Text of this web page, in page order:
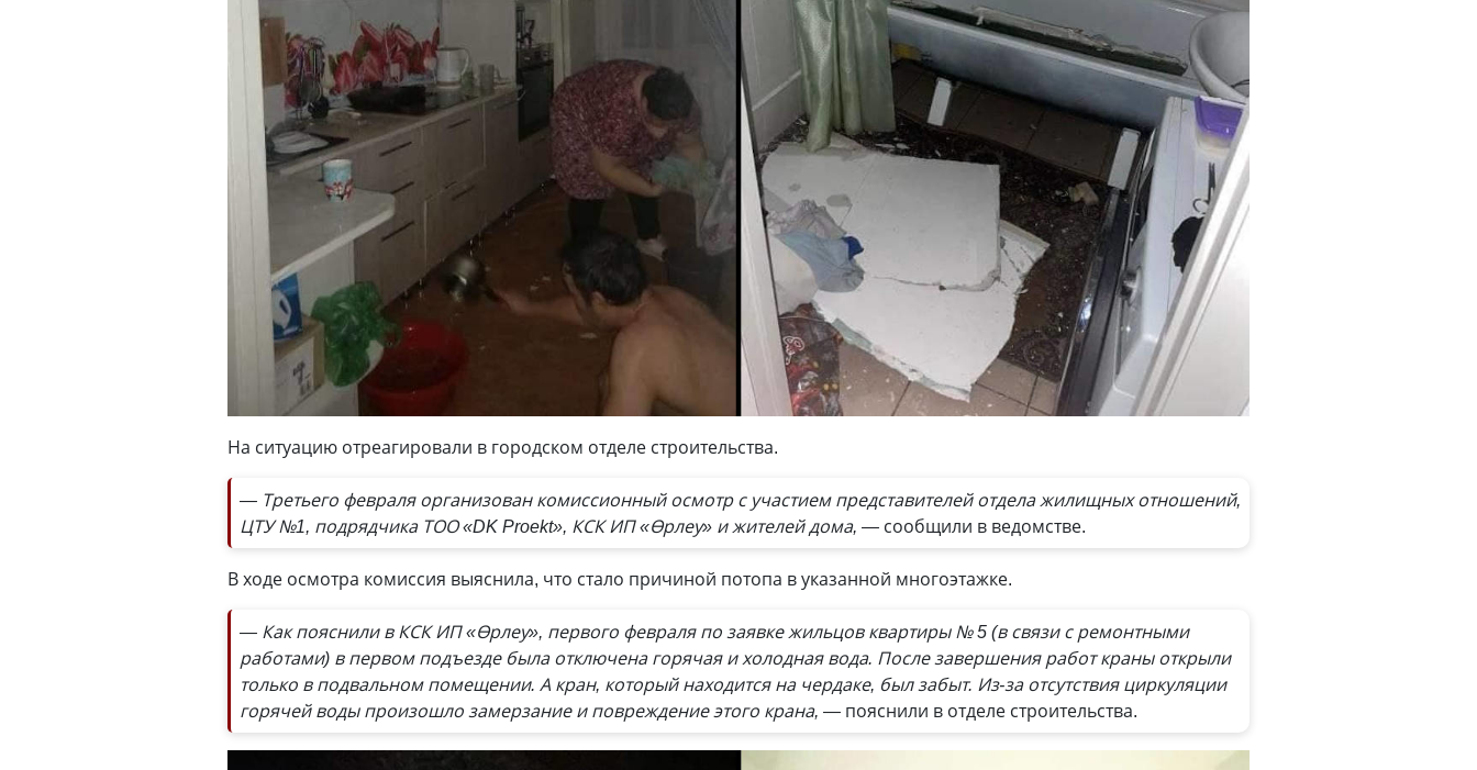
На ситуацию отреагировали в городском отделе строительства.
— Третьего февраля организован комиссионный осмотр с участием представителей отдела жилищных отношений,
ЦТУ №1, подрядчика ТОО «DK Proekt», КСК ИП «Өрлеу» и жителей дома, — сообщили в ведомстве.
В ходе осмотра комиссия выяснила, что стало причиной потопа в указанной многоэтажке.
— Как пояснили в КСК ИП «Өрлеу», первого февраля по заявке жильцов квартиры № 5 (в связи с ремонтными
работами) в первом подъезде была отключена горячая и холодная вода. После завершения работ краны открыли
только в подвальном помещении. А кран, который находится на чердаке, был забыт. Из-за отсутствия циркуляции
горячей воды произошло замерзание и повреждение этого крана, — пояснили в отделе строительства.